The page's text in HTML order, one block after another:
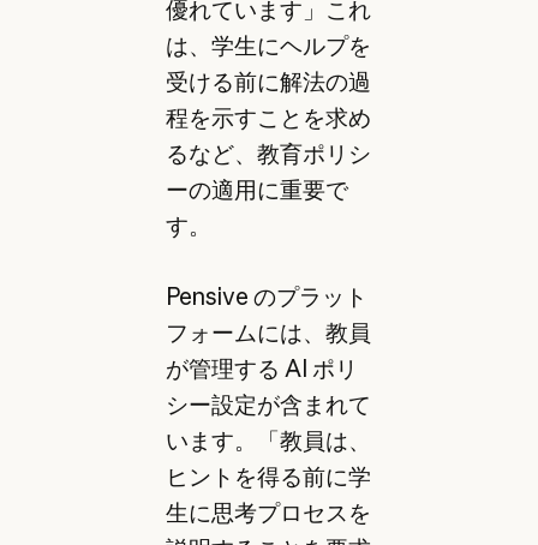
優れています」これ
は、学生にヘルプを
受ける前に解法の過
程を示すことを求め
るなど、教育ポリシ
ーの適用に重要で
す。
Pensive のプラット
フォームには、教員
が管理する AI ポリ
シー設定が含まれて
います。「教員は、
ヒントを得る前に学
生に思考プロセスを